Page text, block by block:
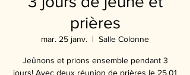
prières
mar. 25 janv.
  |
Salle Colonne
Jeûnons et prions ensemble pendant 3
jours! Avec deux réunion de prières le 25.01